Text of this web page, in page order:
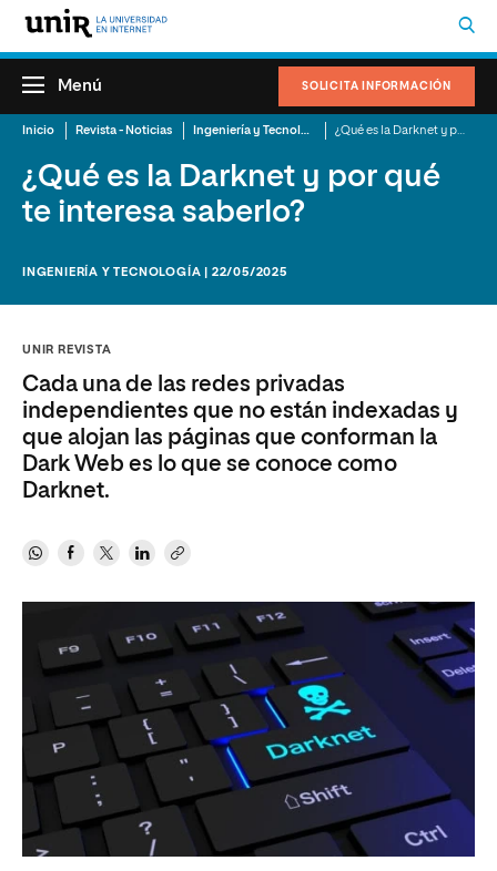
SOLICITA INFORMACIÓN
Menú
Inicio Revista - Noticias Ingeniería y Tecnología
¿Qué es la Darknet y por qué
te interesa saberlo?
INGENIERÍA Y TECNOLOGÍA | 22/05/2025
UNIR REVISTA
Cada una de las redes privadas
independientes que no están indexadas y
que alojan las páginas que conforman la
Dark Web es lo que se conoce como
Darknet.